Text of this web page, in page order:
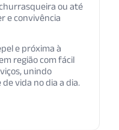
ou até
e convivência
e próxima à
região com fácil
unindo
vida no dia a dia.